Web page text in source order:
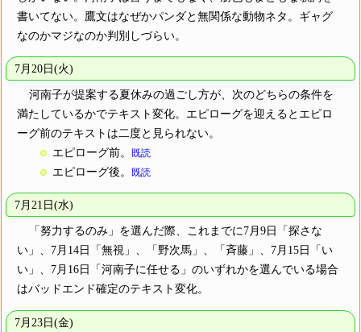
書いてない。鷹文はなぜかパンダと無関係な動物ネタ。ギャグ
なのかマジなのか判別しづらい。
7月20日(火)
河南子が提案する夏休みの過ごし方が、次のどちらの条件を
満たしているかでテキスト変化。エピローグを迎えるとエピロ
ーグ前のテキストは二度と見られない。
エピローグ前。
既読
エピローグ後。 既読
7月21日(水)
「努力するのみ」を選んだ際、これまでに7月9日「探さな
い」、7月14日「無視」、「野次馬」、「斉藤」、7月15日「い
い」、7月16日「河南子に任せる」のいずれかを選んでいる場合
はバッドエンド確定のテキスト変化。
7月23日(金)